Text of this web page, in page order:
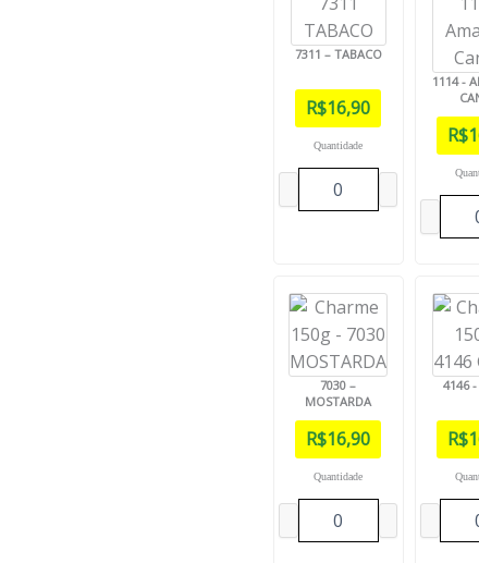
7311 – TABACO
R$16,90
Quantidade
1114 -
R$
7030 –
MOSTARDA
R$16,90
Quantidade
4146
R$